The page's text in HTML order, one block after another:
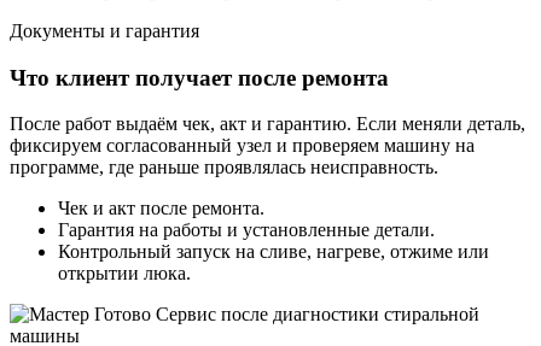
Документы и гарантия
Что клиент получает после ремонта
После работ выдаём чек, акт и гарантию. Если меняли деталь,
фиксируем согласованный узел и проверяем машину на
программе, где раньше проявлялась неисправность.
Чек и акт после ремонта.
Гарантия на работы и установленные детали.
Контрольный запуск на сливе, нагреве, отжиме или
открытии люка.